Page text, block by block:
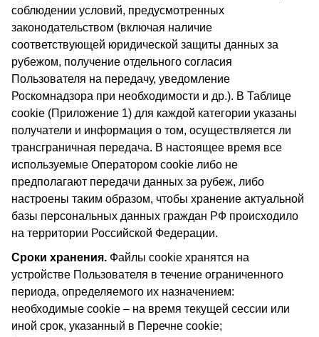
соблюдении условий, предусмотренных
законодательством (включая наличие
соответствующей юридической защиты данных за
рубежом, получение отдельного согласия
Пользователя на передачу, уведомление
Роскомнадзора при необходимости и др.). В Таблице
cookie (Приложение 1) для каждой категории указаны
получатели и информация о том, осуществляется ли
трансграничная передача. В настоящее время все
используемые Оператором cookie либо не
предполагают передачи данных за рубеж, либо
настроены таким образом, чтобы хранение актуальной
базы персональных данных граждан РФ происходило
на территории Российской Федерации.
Сроки хранения. Файлы cookie хранятся на
устройстве Пользователя в течение ограниченного
периода, определяемого их назначением:
необходимые cookie – на время текущей сессии или
иной срок, указанный в Перечне cookie;